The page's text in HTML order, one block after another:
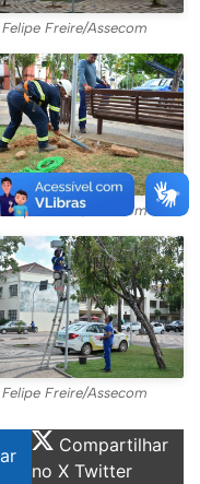
Freire/Assecom
Freire/Assecom
Freire/Assecom
Compartilhar
no X Twitter